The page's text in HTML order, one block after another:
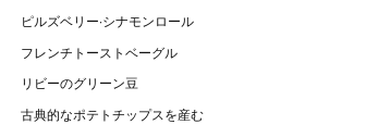
ピルズベリー·シナモンロール
フレンチトーストベーグル
リビーのグリーン豆
古典的なポテトチップスを産む